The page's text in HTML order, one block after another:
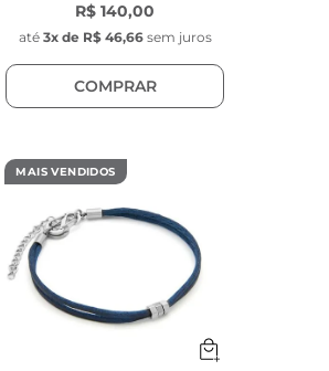
R$ 140,00
até 3x de R$ 46,66 sem juros
COMPRAR
MAIS VENDIDOS